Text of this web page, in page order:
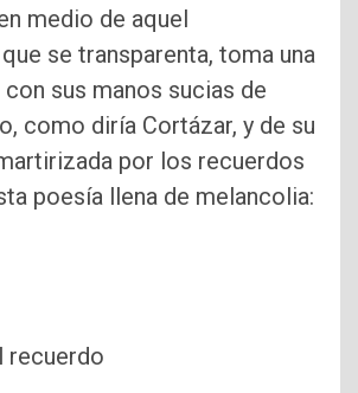
medio de aquel
se transparenta, toma una
sus manos sucias de
como diría Cortázar, y de su
por los recuerdos
poesía llena de melancolia:
recuerdo